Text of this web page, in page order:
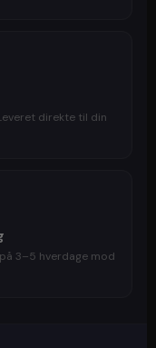
direkte til din
3–5 hverdage mod